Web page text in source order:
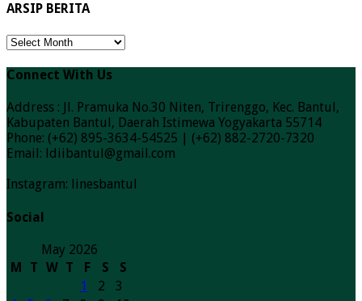
ARSIP BERITA
ARSIP
Connect With Us
Address : Jl. Pramuka No.30 Niten, Trirenggo, Kec. Bantul,
Kabupaten Bantul, Daerah Istimewa Yogyakarta 55714
Phone: (+62) 895-3634-54525 | (+62) 882-2720-7320
Email: ldiibantul@gmail.com
Instagram: linesbantul
Social
May 2026
M
T W T F S
S
1
2
3